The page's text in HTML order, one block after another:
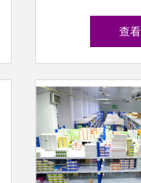
查